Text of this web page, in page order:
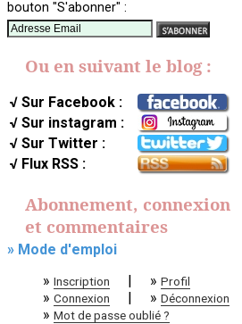
bouton "S'abonner" :
Ou en suivant le blog :
√ Sur Facebook :
√ Sur instagram :
√ Sur Twitter :
√ Flux RSS :
Abonnement, connexion
et commentaires
» Mode d'emploi
» Inscription | » Profil
» Connexion | » Déconnexion
» Mot de passe oublié ?